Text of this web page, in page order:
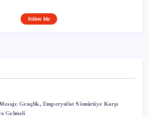
Follow Me
Gençlik, Emperyalist Sömürüye Karşı
Gelmeli